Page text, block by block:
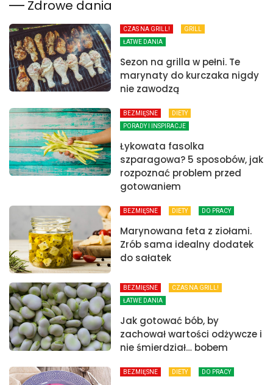
Zdrowe dania
CZAS NA GRILL!
GRILL
ŁATWE DANIA
Sezon na grilla w pełni. Te
marynaty do kurczaka nigdy
nie zawodzą
BEZMIĘSNE
DIETY
PORADY I INSPIRACJE
Łykowata fasolka
szparagowa? 5 sposobów, jak
rozpoznać problem przed
gotowaniem
BEZMIĘSNE DIETY DO PRACY
Marynowana feta z ziołami.
Zrób sama idealny dodatek
do sałatek
BEZMIĘSNE
CZAS NA GRILL!
ŁATWE DANIA
Jak gotować bób, by
zachował wartości odżywcze i
nie śmierdział… bobem
BEZMIĘSNE DIETY DO PRACY